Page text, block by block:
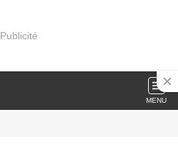
Publicité
MENU